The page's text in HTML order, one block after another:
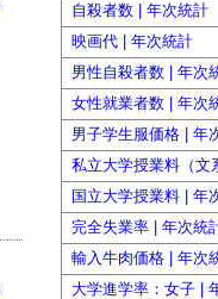
自殺者数 | 年次統計
映画代 | 年次統計
男性自殺者数 | 年次
女性就業者数 | 年次
男子学生服価格 | 年
私立大学授業料（文
国立大学授業料 | 年
完全失業率 | 年次統
輸入牛肉価格 | 年次
大学進学率：女子 |